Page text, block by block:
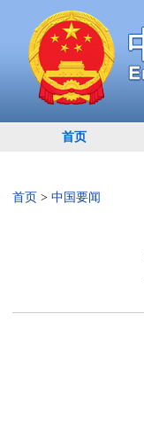
首页
首页 > 中国要闻